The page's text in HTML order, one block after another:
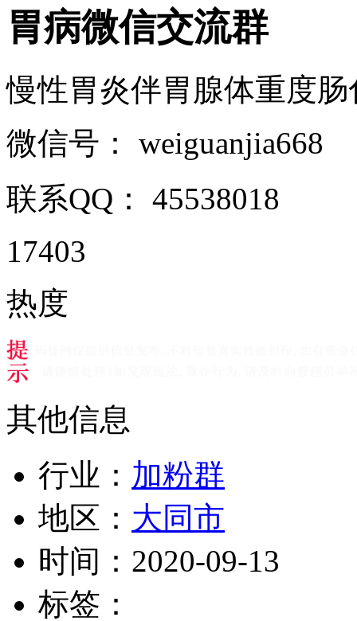
胃病微信交流群
慢性胃炎伴胃腺体重度肠
微信号： weiguanjia668
联系QQ： 45538018
17403
热度
其他信息
行业： 加粉群
地区： 大同市
时间： 2020-09-13
标签：